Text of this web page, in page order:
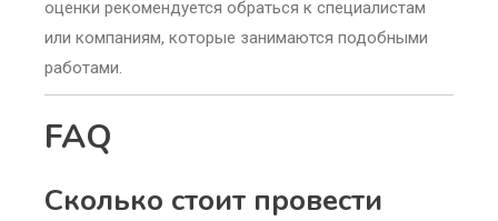
оценки рекомендуется обраться к специалистам
или компаниям, которые занимаются подобными
работами.
FAQ
Сколько стоит провести